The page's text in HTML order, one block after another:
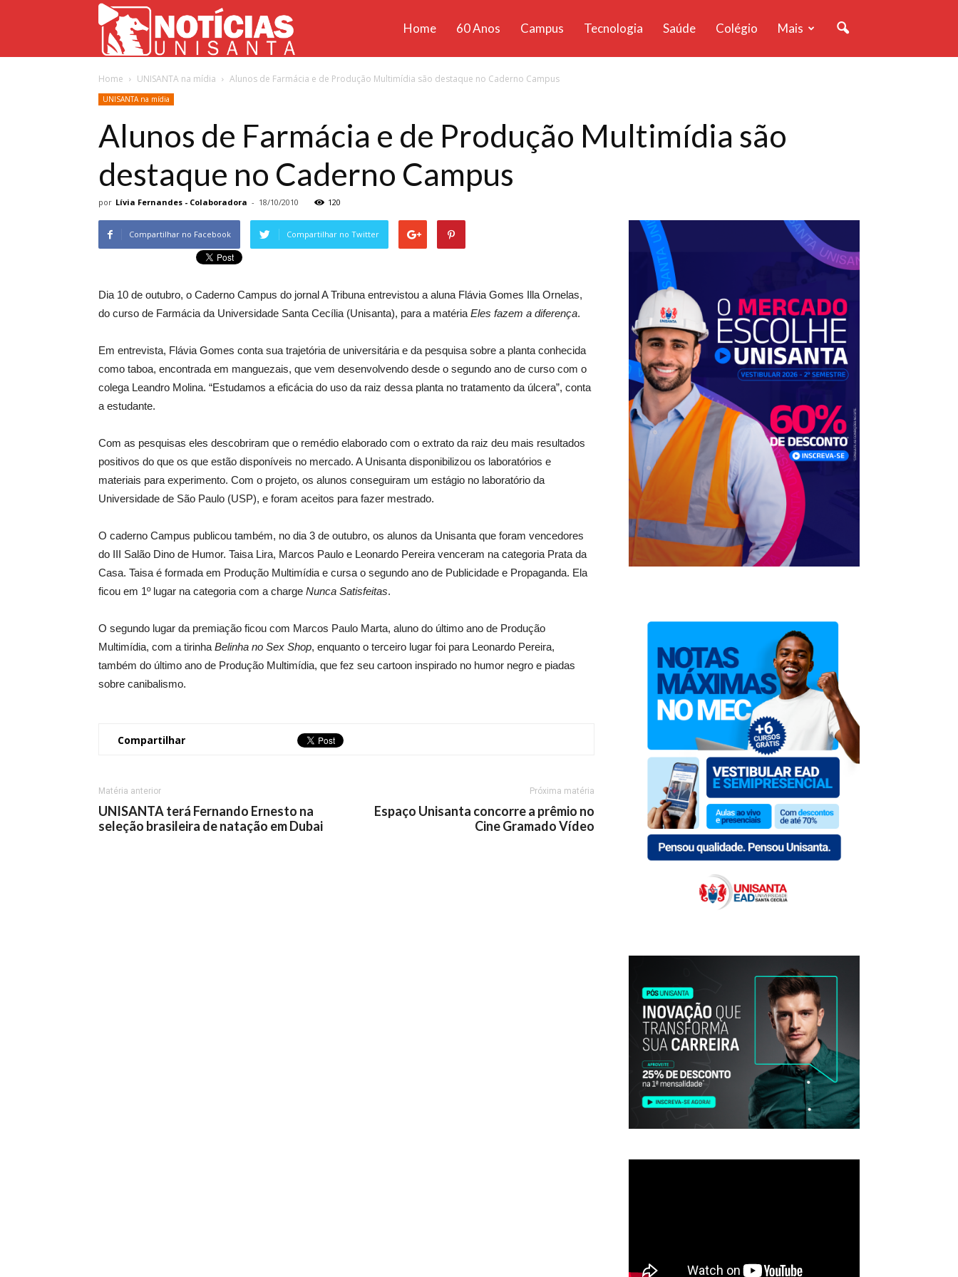
Unisanta
Home 60 Anos Campus Tecnologia Saúde Colégio Mais
Home UNISANTA na mídia Alunos de Farmácia e de Produção Multimídia são destaque no Caderno Campus
UNISANTA na mídia
Alunos de Farmácia e de Produção Multimídia são
destaque no Caderno Campus
por Lívia Fernandes - Colaboradora - 18/10/2010 120
Compartilhar no Facebook Compartilhar no Twitter
Dia 10 de outubro, o Caderno Campus do jornal A Tribuna entrevistou a aluna Flávia Gomes Illa Ornelas,
do curso de Farmácia da Universidade Santa Cecília (Unisanta), para a matéria Eles fazem a diferença.
Em entrevista, Flávia Gomes conta sua trajetória de universitária e da pesquisa sobre a planta conhecida
como taboa, encontrada em manguezais, que vem desenvolvendo desde o segundo ano de curso com o
colega Leandro Molina. “Estudamos a eficácia do uso da raiz dessa planta no tratamento da úlcera”, conta
a estudante.
Com as pesquisas eles descobriram que o remédio elaborado com o extrato da raiz deu mais resultados
positivos do que os que estão disponíveis no mercado. A Unisanta disponibilizou os laboratórios e
materiais para experimento. Com o projeto, os alunos conseguiram um estágio no laboratório da
Universidade de São Paulo (USP), e foram aceitos para fazer mestrado.
O caderno Campus publicou também, no dia 3 de outubro, os alunos da Unisanta que foram vencedores
do III Salão Dino de Humor. Taisa Lira, Marcos Paulo e Leonardo Pereira venceram na categoria Prata da
Casa. Taisa é formada em Produção Multimídia e cursa o segundo ano de Publicidade e Propaganda. Ela
ficou em 1º lugar na categoria com a charge Nunca Satisfeitas.
O segundo lugar da premiação ficou com Marcos Paulo Marta, aluno do último ano de Produção
Multimídia, com a tirinha Belinha no Sex Shop, enquanto o terceiro lugar foi para Leonardo Pereira,
também do último ano de Produção Multimídia, que fez seu cartoon inspirado no humor negro e piadas
sobre canibalismo.
Compartilhar
Matéria anterior
UNISANTA terá Fernando Ernesto na
seleção brasileira de natação em Dubai
Próxima matéria
Espaço Unisanta concorre a prêmio no
Cine Gramado Vídeo